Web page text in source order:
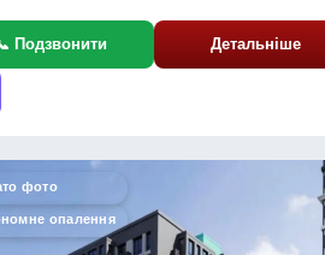
Подзвонити Детальніше
фото
опалення